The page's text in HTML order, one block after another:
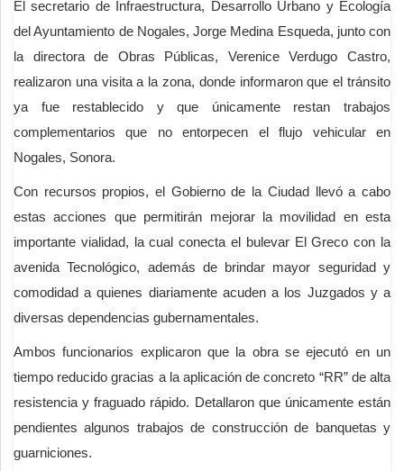
El secretario de Infraestructura, Desarrollo Urbano y Ecología
del Ayuntamiento de Nogales, Jorge Medina Esqueda, junto con
la directora de Obras Públicas, Verenice Verdugo Castro,
realizaron una visita a la zona, donde informaron que el tránsito
ya fue restablecido y que únicamente restan trabajos
complementarios que no entorpecen el flujo vehicular en
Nogales, Sonora.
Con recursos propios, el Gobierno de la Ciudad llevó a cabo
estas acciones que permitirán mejorar la movilidad en esta
importante vialidad, la cual conecta el bulevar El Greco con la
avenida Tecnológico, además de brindar mayor seguridad y
comodidad a quienes diariamente acuden a los Juzgados y a
diversas dependencias gubernamentales.
Ambos funcionarios explicaron que la obra se ejecutó en un
tiempo reducido gracias a la aplicación de concreto “RR” de alta
resistencia y fraguado rápido. Detallaron que únicamente están
pendientes algunos trabajos de construcción de banquetas y
guarniciones.